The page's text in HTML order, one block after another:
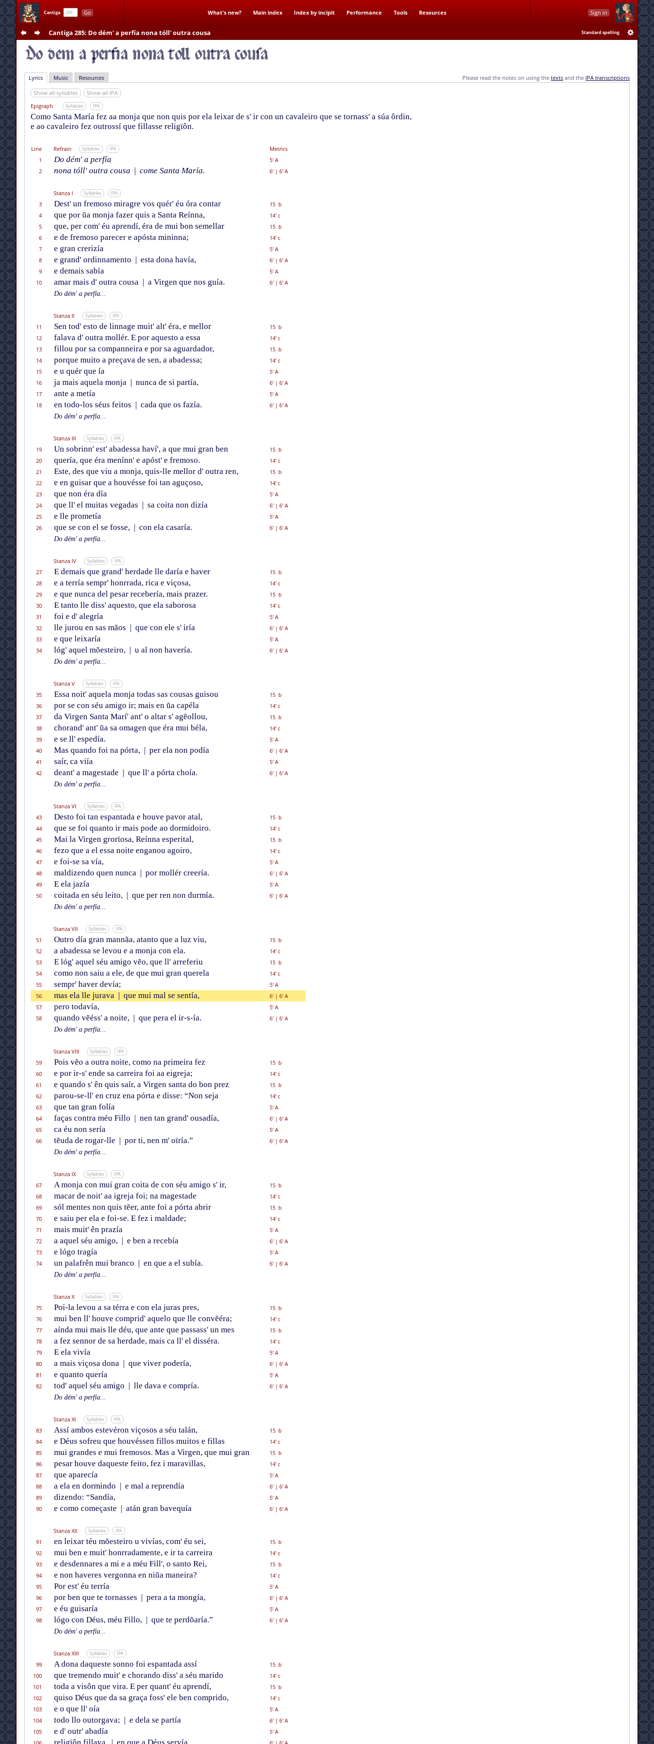
Cantiga Go What's new? Main index Index by incipit Performance Tools Resources Sign in
Cantiga 285: Do dém' a perfía nona tóll' outra cousa Standard spelling
Lyrics Music Resources Please read the notes on using thetexts and the IPA transcriptions
Show all syllables
Show all IPA
Epigraph
Syllables IPA
Como Santa María fez aa monja que non quis por ela leixar de s' ir con un cavaleiro que se tornass' a súa ôrdin,
e ao cavaleiro fez outrossí que fillasse religïôn.
Line Refrain Syllables IPA
Metrics
1
Do dém' a perfía
5' A
2
nona tóll' outra cousa | come Santa María. 6'| 6' A
Stanza I Syllables IPA
3 Dest' un fremoso miragre vos quér' éu óra contar
15 b
4
que por ũa monja fazer quis a Santa Reínna,
14' c
5
que, per com' éu aprendí, éra de mui bon semellar
15 b
6
e de fremoso parecer e apósta mininna;
14' c
7
e gran crerizía
5' A
8
e grand' ordinnamento | esta dona havía, 6'| 6' A
9
e demais sabía
5' A
10
amar mais d' outra cousa | a Virgen que nos guía. 6'| 6' A
Do dém' a perfía...
Stanza II Syllables IPA
11 Sen tod' esto de linnage muit' alt' éra, e mellor
15 b
12
falava d' outra mollér. E por aquesto a essa
14' c
13
fillou por sa companneira e por sa aguardador,
15 b
14
porque muito a preçava de sen, a abadessa;
14' c
15
e u quér que ía
5' A
16
ja mais aquela monja | nunca de si partía, 6'| 6' A
17
ante a metía
5' A
18
en todo-los séus feitos | cada que os fazía. 6'| 6' A
Do dém' a perfía...
Stanza III Syllables IPA
19 Un sobrinn' est' abadessa haví', a que mui gran ben
15 b
20
quería, que éra menínn' e apóst' e fremoso.
14' c
21
Este, des que viu a monja, quis-lle mellor d' outra ren,
15 b
22
e en guisar que a houvésse foi tan aguçoso,
14' c
23
que non éra día
5' A
24
que ll' el muitas vegadas | sa coita non dizía 6'| 6' A
25
e lle prometía
5' A
26
que se con el se fosse, | con ela casaría. 6'| 6' A
Do dém' a perfía...
Stanza IV Syllables IPA
27 E demais que grand' herdade lle daría e haver
15 b
28
e a terría sempr' honrrada, rica e viçosa,
14' c
29
e que nunca del pesar recebería, mais prazer.
15 b
30
E tanto lle diss' aquesto, que ela saborosa
14' c
31
foi e d' alegría
5' A
32
lle jurou en sas mãos | que con ele s' iría 6'| 6' A
33
e que leixaría
5' A
34
lóg' aquel mõesteiro, | u al non havería. 6'| 6' A
Do dém' a perfía...
Stanza V Syllables IPA
35 Essa noit' aquela monja todas sas cousas guisou
15 b
36
por se con séu amigo ir; mais en ũa capéla
14' c
37
da Virgen Santa Marí' ant' o altar s' agẽollou,
15 b
38
chorand' ant' ũa sa omagen que éra mui béla,
14' c
39
e se ll' espedía.
5' A
40
Mas quando foi na pórta, | per ela non podía 6'| 6' A
41
saír, ca viía
5' A
42
deant' a magestade | que ll' a pórta choía. 6'| 6' A
Do dém' a perfía...
Stanza VI Syllables IPA
43 Desto foi tan espantada e houve pavor atal,
15 b
44
que se foi quanto ir mais pode ao dormidoiro.
14' c
45
Mai la Virgen grorïosa, Reínna esperital,
15 b
46
fezo que a el essa noite enganou agoiro,
14' c
47
e foi-se sa vía,
5' A
48
maldizendo quen nunca | por mollér creería. 6'| 6' A
49
E ela jazía
5' A
50
coitada en séu leito, | que per ren non durmía. 6'| 6' A
Do dém' a perfía...
Stanza VII Syllables IPA
51 Outro día gran mannãa, atanto que a luz viu,
15 b
52
a abadessa se levou e a monja con ela.
14' c
53
E lóg' aquel séu amigo vẽo, que ll' arreferiu
15 b
54
como non saiu a ele, de que mui gran querela
14' c
55
sempr' haver devía;
5' A
56
mas ela lle jurava | que mui mal se sentía, 6'| 6' A
57
pero todavía,
5' A
58
quando vẽéss' a noite, | que pera el ir-s-ía. 6'| 6' A
Do dém' a perfía...
Stanza VIII Syllables IPA
59 Pois vẽo a outra noite, como na primeira fez
15 b
60
e por ir-s' ende sa carreira foi aa eigreja;
14' c
61
e quando s' ên quis saír, a Virgen santa do bon prez
15 b
62
parou-se-ll' en cruz ena pórta e disse: “Non seja
14' c
63
que tan gran folía
5' A
64
faças contra méu Fillo | nen tan grand' ousadía, 6'| 6' A
65
ca éu non sería
5' A
66
tẽuda de rogar-lle | por ti, nen m' oïría.” 6'| 6' A
Do dém' a perfía...
Stanza IX Syllables IPA
67 A monja con mui gran coita de con séu amigo s' ir,
15 b
68
macar de noit' aa igreja foi; na magestade
14' c
69
sól mentes non quis tẽer, ante foi a pórta abrir
15 b
70
e saiu per ela e foi-se. E fez i maldade;
14' c
71
mais muit' ên prazía
5' A
72
a aquel séu amigo, | e ben a recebía 6'| 6' A
73
e lógo tragía
5' A
74
un palafrên mui branco | en que a el subía. 6'| 6' A
Do dém' a perfía...
Stanza X Syllables IPA
75 Poi-la levou a sa térra e con ela juras pres,
15 b
76
mui ben ll' houve comprid' aquelo que lle convẽéra;
14' c
77
aínda mui mais lle déu, que ante que passass' un mes
15 b
78
a fez sennor de sa herdade, mais ca ll' el disséra.
14' c
79
E ela vivía
5' A
80
a mais viçosa dona | que viver podería, 6'| 6' A
81
e quanto quería
5' A
82
tod' aquel séu amigo | lle dava e compría. 6'| 6' A
Do dém' a perfía...
Stanza XI Syllables IPA
83 Assí ambos estevéron viçosos a séu talán,
15 b
84
e Déus sofreu que houvéssen fillos muitos e fillas
14' c
85
mui grandes e mui fremosos. Mas a Virgen, que mui gran
15 b
86
pesar houve daqueste feito, fez i maravillas,
14' c
87
que aparecía
5' A
88
a ela en dormindo | e mal a reprendía 6'| 6' A
89
dizendo: “Sandía,
5' A
90
e como começaste | atán gran bavequía 6'| 6' A
Stanza XII Syllables IPA
91 en leixar téu mõesteiro u vivías, com' éu sei,
15 b
92
mui ben e muit' honrradamente, e ir ta carreira
14' c
93
e desdennares a mi e a méu Fill', o santo Rei,
15 b
94
e non haveres vergonna en niũa maneira?
14' c
95
Por est' éu terría
5' A
96
por ben que te tornasses | pera a ta mongía, 6'| 6' A
97
e éu guisaría
5' A
98
lógo con Déus, méu Fillo, | que te perdõaría.” 6'| 6' A
Do dém' a perfía...
Stanza XIII Syllables IPA
99 A dona daqueste sonno foi espantada assí
15 b
100
que tremendo muit' e chorando diss' a séu marido
14' c
101
toda a visôn que vira. E per quant' éu aprendí,
15 b
102
quiso Déus que da sa graça foss' ele ben comprido,
14' c
103
e o que ll' oía
5' A
104
todo llo outorgava; | e dela se partía 6'| 6' A
105
e d' outr' abadía
5' A